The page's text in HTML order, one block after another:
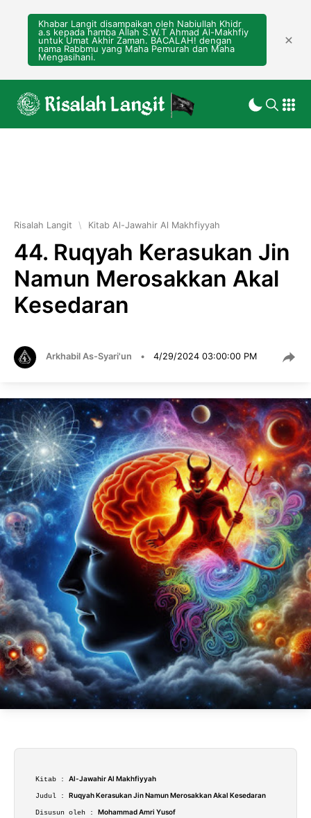
Khabar Langit disampaikan oleh Nabiullah Khidr
a.s kepada hamba Allah S.W.T Ahmad Al-Makhfiy
untuk Umat Akhir Zaman. BACALAH! dengan
nama Rabbmu yang Maha Pemurah dan Maha
Mengasihani.
Risalah Langit \ Kitab Al-Jawahir Al Makhfiyyah
44. Ruqyah Kerasukan Jin
Namun Merosakkan Akal
Kesedaran
Arkhabil As-Syari'un • 4/29/2024 03:00:00 PM
Kitab : Al-Jawahir Al Makhfiyyah
Judul : Ruqyah Kerasukan Jin Namun Merosakkan Akal Kesedaran
Disusun oleh : Mohammad Amri Yusof